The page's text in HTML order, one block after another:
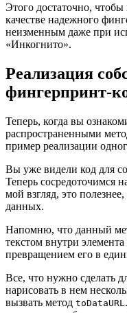
Этого достаточно, чтобы
качестве надежного
неизменным даже при
«Инкогнито».
Реализация
фингерпринт-
Теперь, когда вы
распространенными
пример реализации
Вы уже видели код для
Теперь сосредоточимся
мой взгляд, это
данных.
Напомню, что данный
текстом внутри
превращением его в
Все, что нужно сделать
нарисовать в нем
вызвать метод toDataURL